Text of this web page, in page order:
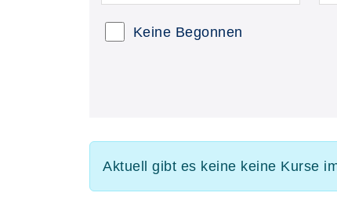
Keine Begonnen
Aktuell gibt es keine keine Kurse